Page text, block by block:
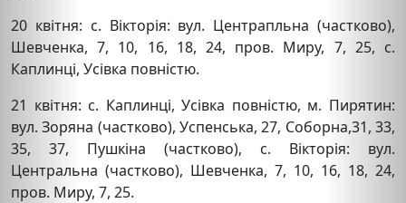
20 квітня: с. Вікторія: вул. Центрапльна (частково),
Шевченка, 7, 10, 16, 18, 24, пров. Миру, 7, 25, с.
Каплинці, Усівка повністю.
21 квітня: с. Каплинці, Усівка повністю, м. Пирятин:
вул. Зоряна (частково), Успенська, 27, Соборна,31, 33,
35, 37, Пушкіна (частково), с. Вікторія: вул.
Центральна (частково), Шевченка, 7, 10, 16, 18, 24,
пров. Миру, 7, 25.